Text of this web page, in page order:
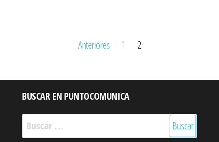
entradas
Anteriores 1 2
BUSCAR EN PUNTOCOMUNICA
Buscar: